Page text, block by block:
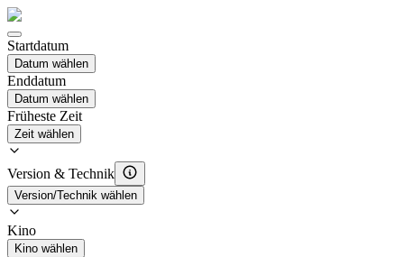
Startdatum
Datum wählen
Enddatum
Datum wählen
Früheste Zeit
Zeit wählen
Version & Technik
Version/Technik wählen
Kino
Kino wählen